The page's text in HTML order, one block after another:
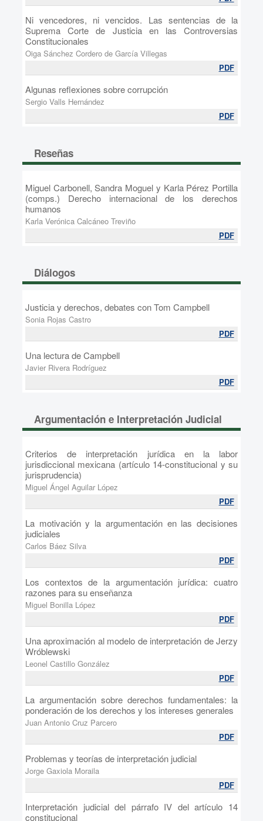
Ni vencedores, ni vencidos. Las sentencias de la
Suprema Corte de Justicia en las Controversias
Constitucionales
Oiga Sánchez Cordero de García Villegas
PDF
Algunas reflexiones sobre corrupción
Sergio Valls Hernández
PDF
Reseñas
Miguel Carbonell, Sandra Moguel y Karla Pérez Portilla
(comps.) Derecho internacional de los derechos
humanos
Karla Verónica Calcáneo Treviño
PDF
Diálogos
Justicia y derechos, debates con Tom Campbell
Sonia Rojas Castro
PDF
Una lectura de Campbell
Javier Rivera Rodríguez
PDF
Argumentación e Interpretación Judicial
Criterios de interpretación jurídica en la labor
jurisdiccional mexicana (artículo 14-constitucional y su
jurisprudencia)
Miguel Ángel Aguilar López
PDF
La motivación y la argumentación en las decisiones
judiciales
Carlos Báez Silva
PDF
Los contextos de la argumentación jurídica: cuatro
razones para su enseñanza
Miguel Bonilla López
PDF
Una aproximación al modelo de interpretación de Jerzy
Wróblewski
Leonel Castillo González
PDF
La argumentación sobre derechos fundamentales: la
ponderación de los derechos y los intereses generales
Juan Antonio Cruz Parcero
PDF
Problemas y teorías de interpretación judicial
Jorge Gaxiola Moraila
PDF
Interpretación judicial del párrafo IV del artículo 14
constitucional